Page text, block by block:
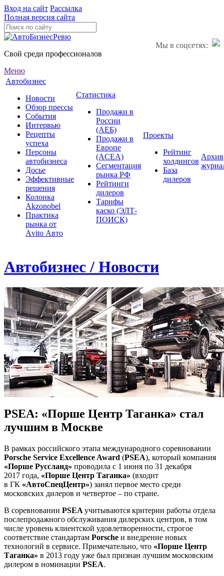
Вход на сайт Рассылка
Полная версия сайта
Мы в соцсетях:
Свой среди профессионалов
Меню
Автобизнес
Новости
Обзор прессы
События
Интервью
Рецепты
успеха
Персоны
автобизнеса
Досье
Эффективные
решения
Колонка
Akzonobel
Практика
рынка от
Аvito Авто
Статистика
Продажи в
России
(АЕБ)
Продажи в
Европе
(ACEA)
Сегментация
рынка РФ
Рейтинги
дилеров
Тарифы
каско (ЭЛТ-
ПОИСК)
Проекты
Рейтинг
холдингов
База
дилеров
Архив
Автобизнес / Новости
PSEA: «Порше Центр Таганка» стал
лучшим в Москве
В рамках российского этапа международного соревновании
Porsche Service Excellence Award (PSEA), который компания
«Порше Руссланд» проводила с 1 июня по 31 декабря
2017 года, «Порше Центр Таганка» (входит
в ГК «АвтоСпецЦентр») занял первое место среди
московских дилеров и четвертое – по стране.
В соревновании PSEA учитываются критерии работы отдела
послепродажного обслуживания дилерских центров, в том
числе уровень клиентской удовлетворенности, строгое
соответствие стандартам Porsche и внедрение новых
технологий в сервисе. Примечательно, что «Порше Центр
Таганка» в 2013 году уже был признан лучшим московским
дилером в номинации PSEA.